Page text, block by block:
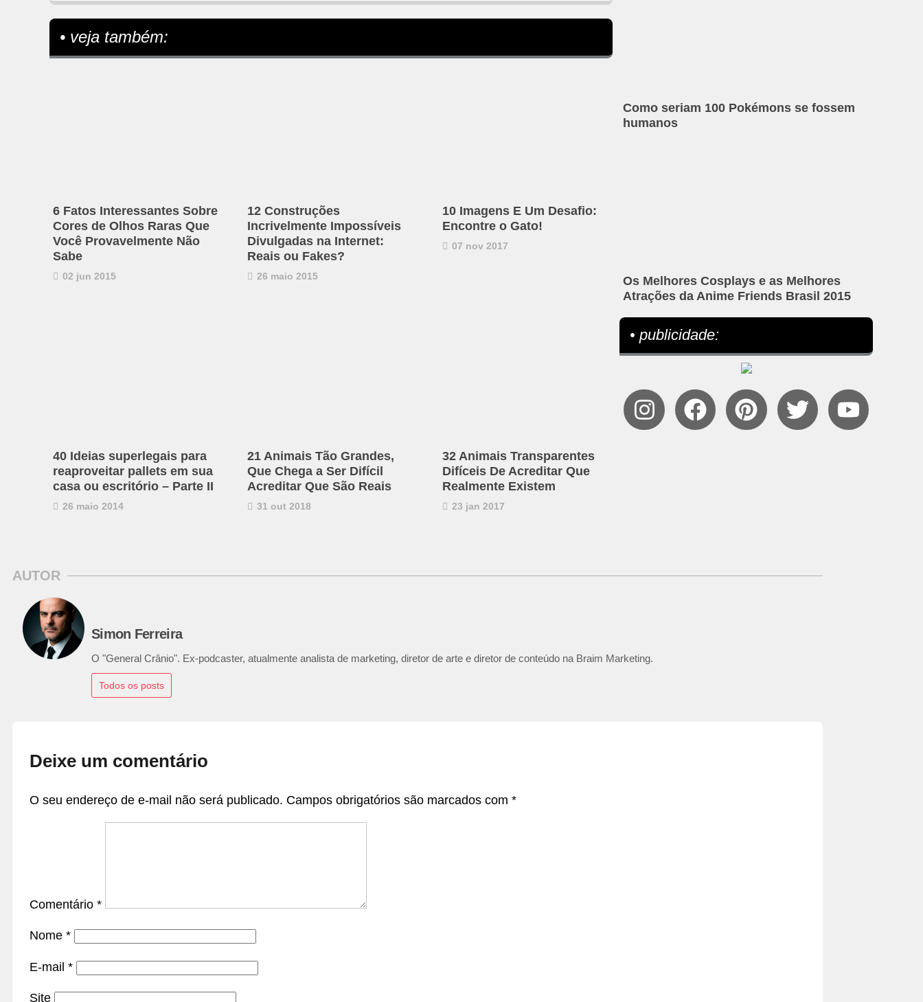
• veja também:
6 Fatos Interessantes Sobre
Cores de Olhos Raras Que
Você Provavelmente Não
Sabe
02 jun 2015
12 Construções
Incrivelmente Impossíveis
Divulgadas na Internet:
Reais ou Fakes?
26 maio 2015
10 Imagens E Um Desafio:
Encontre o Gato!
07 nov 2017
40 Ideias superlegais para
reaproveitar pallets em sua
casa ou escritório – Parte II
26 maio 2014
21 Animais Tão Grandes,
Que Chega a Ser Difícil
Acreditar Que São Reais
31 out 2018
32 Animais Transparentes
Difíceis De Acreditar Que
Realmente Existem
23 jan 2017
Como seriam 100 Pokémons se fossem
humanos
Os Melhores Cosplays e as Melhores
Atrações da Anime Friends Brasil 2015
• publicidade:
AUTOR
Simon Ferreira
O "General Crânio". Ex-podcaster, atualmente analista de marketing, diretor de arte e diretor de conteúdo na Braim Marketing.
Todos os posts
Deixe um comentário
O seu endereço de e-mail não será publicado. Campos obrigatórios são marcados com *
Comentário *
Nome *
E-mail *
Site